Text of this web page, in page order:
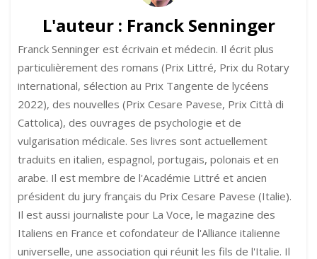
L'auteur : Franck Senninger
Franck Senninger est écrivain et médecin. Il écrit plus
particulièrement des romans (Prix Littré, Prix du Rotary
international, sélection au Prix Tangente de lycéens
2022), des nouvelles (Prix Cesare Pavese, Prix Città di
Cattolica), des ouvrages de psychologie et de
vulgarisation médicale. Ses livres sont actuellement
traduits en italien, espagnol, portugais, polonais et en
arabe. Il est membre de l'Académie Littré et ancien
président du jury français du Prix Cesare Pavese (Italie).
Il est aussi journaliste pour La Voce, le magazine des
Italiens en France et cofondateur de l'Alliance italienne
universelle, une association qui réunit les fils de l'Italie. Il